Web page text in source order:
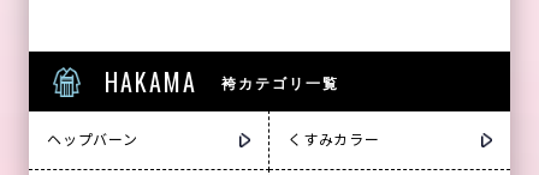
HAKAMA 袴カテゴリ一覧
ヘップバーン くすみカラー